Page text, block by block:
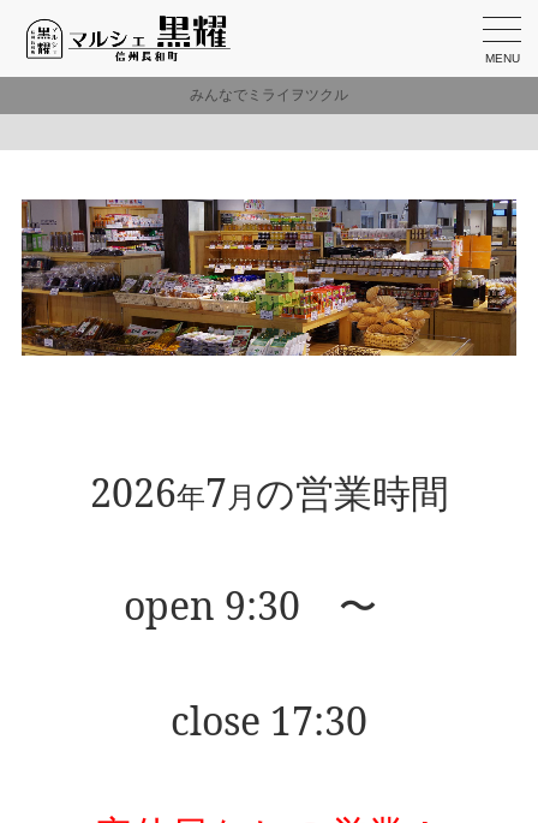
MENU
みんなでミライヲツクル
2026年7月の営業時間
open 9:30 〜
close 17:30